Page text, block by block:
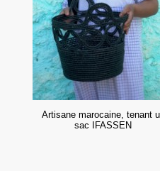
Artisane marocaine, tenant
sac IFASSEN